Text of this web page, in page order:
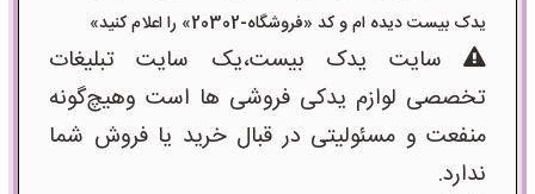
یدک بیست دیده ام و کد «فروشگاه-20302» را اعلام کنید»
سایت یدک بیست،یک سایت تبلیغات
تخصصی لوازم یدکی فروشی ها است وهیچ‌گونه
منفعت و مسئولیتی در قبال خرید یا فروش شما
ندارد.